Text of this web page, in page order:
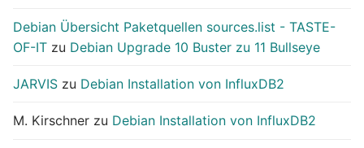
Debian Übersicht Paketquellen sources.list - TASTE-
OF-IT zu Debian Upgrade 10 Buster zu 11 Bullseye
JARVIS zu Debian Installation von InfluxDB2
M. Kirschner zu Debian Installation von InfluxDB2